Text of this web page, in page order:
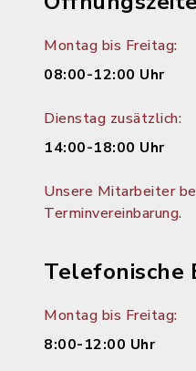
Montag bis Freitag:
08:00-12:00 Uhr
Dienstag zusätzlich:
14:00-18:00 Uhr
Unsere Mitarbeiter
Terminvereinbarung.
Telefonische
Montag bis Freitag:
8:00-12:00 Uhr